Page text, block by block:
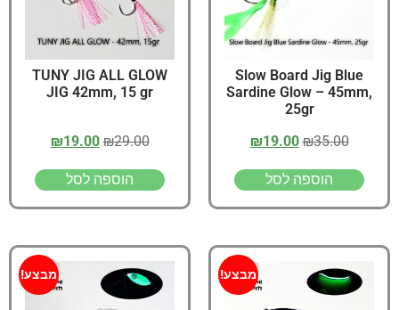
Slow Board Jig Blue
Sardine Glow – 45mm,
25gr
₪35.00
₪19.00
הוספה לסל
TUNY JIG ALL GLOW
JIG 42mm, 15 gr
₪29.00
₪19.00
הוספה לסל
מבצע! מבצע!